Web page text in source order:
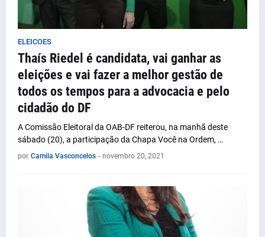
ELEICOES
Thaís Riedel é candidata, vai ganhar as
eleições e vai fazer a melhor gestão de
todos os tempos para a advocacia e pelo
cidadão do DF
A Comissão Eleitoral da OAB-DF reiterou, na manhã deste
sábado (20), a participação da Chapa Você na Ordem, …
por Camila Vasconcelos - novembro 20, 2021